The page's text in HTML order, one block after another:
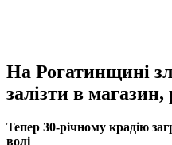
На Рогатинщині
залізти в
Тепер 30-річному крадію
волі